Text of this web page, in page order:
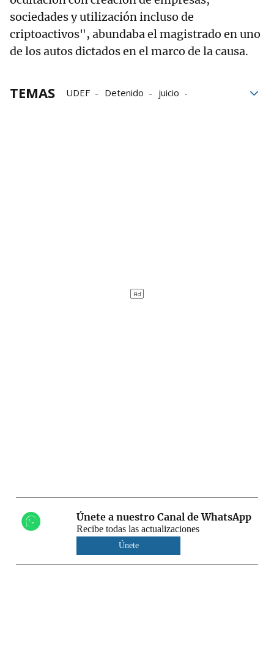
sociedades y utilización incluso de
criptoactivos", abundaba el magistrado en uno
de los autos dictados en el marco de la causa.
TEMAS UDEF Detenido
juicio
Únete a nuestro Canal de WhatsApp
Recibe todas las actualizaciones
Únete